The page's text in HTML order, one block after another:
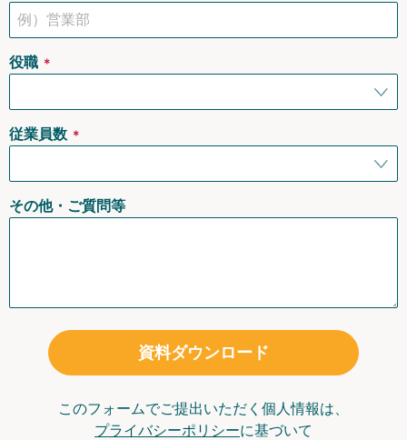
役職 ＊
従業員数 ＊
その他・ご質問等
資料ダウンロード
このフォームでご提出いただく個人情報は、
プライバシーポリシーに基づいて